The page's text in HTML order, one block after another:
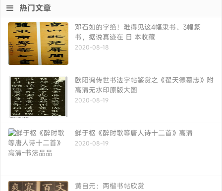
热门文章
邓石如的字绝！难得见这4幅隶书、3幅篆
书，据说真迹在 日 本收藏
2020-08-18
欧阳询传世书法字帖鉴赏之《翟天德墓志》附
高清无水印原版大图
2020-08-19
鲜于枢《醉时歌等唐人诗十二首》高清
2020-08-19
黄自元：两楷书帖欣赏